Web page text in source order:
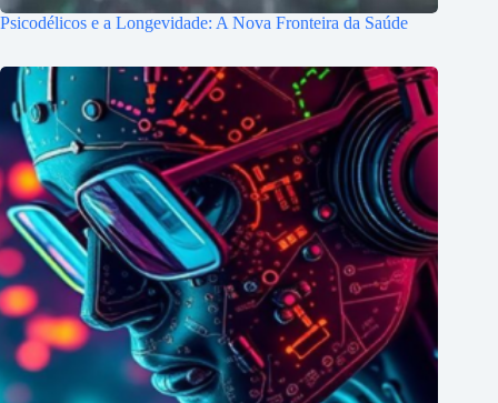
Psicodélicos e a Longevidade: A Nova Fronteira da Saúde